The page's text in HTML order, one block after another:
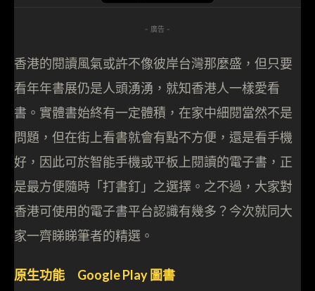
- 廣告 -
香港的閱讀風氣或許不像彼岸台灣那麼盛，但只要
看年年書展仍是人頭湧湧，就知香港人一樣愛看
書。實體書始終有一定體積，在家中細閱當然不是
問題，但在街上看書就會有點不方便，還是看手機
好，因此可於智能手機或平板上閱讀的電子書，正
是最方便隨時「打書釘」之選擇。之不過，大家對
香港可使用的電子書平台認識有幾多？今次就同大
家一齊睇睇筆者的精選。
原生功能 Google Play 圖書